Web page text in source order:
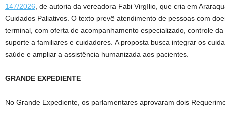
147/2026 , de autoria da vereadora Fabi Virgílio, que cria em
Cuidados Paliativos. O texto prevê atendimento de pessoas com
terminal, com oferta de acompanhamento especializado, controle
suporte a familiares e cuidadores. A proposta busca integrar os
saúde e ampliar a assistência humanizada aos pacientes.
GRANDE EXPEDIENTE
No Grande Expediente, os parlamentares aprovaram dois